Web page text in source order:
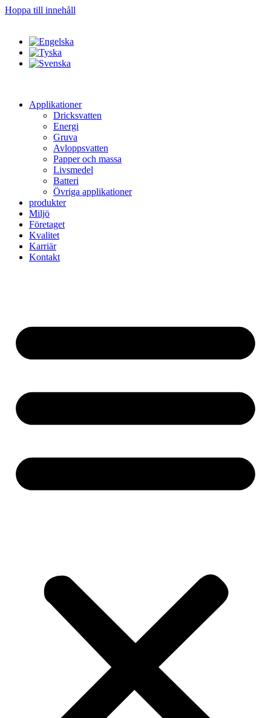
Hoppa till innehåll
Applikationer
Dricksvatten
Energi
Gruva
Avloppsvatten
Papper och massa
Livsmedel
Batteri
Övriga applikationer
produkter
Miljö
Företaget
Kvalitet
Karriär
Kontakt